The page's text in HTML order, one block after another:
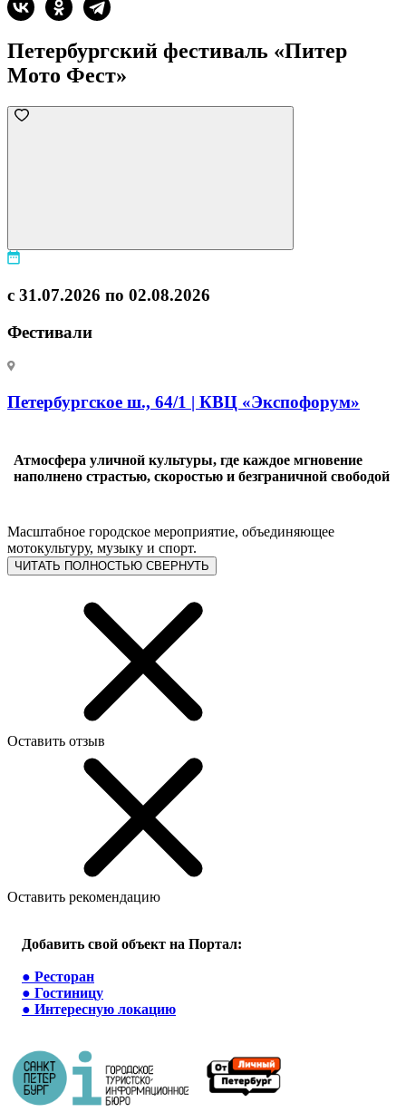
Петербургский фестиваль «Питер
Мото Фест»
с 31.07.2026 по 02.08.2026
Фестивали
Петербургское ш., 64/1 | КВЦ «Экспофорум»
Атмосфера уличной культуры, где каждое мгновение
наполнено страстью, скоростью и безграничной свободой
Масштабное городское мероприятие, объединяющее
мотокультуру, музыку и спорт.
ЧИТАТЬ ПОЛНОСТЬЮ СВЕРНУТЬ
Оставить отзыв
Оставить рекомендацию
Добавить свой объект на Портал:
● Ресторан
● Гостиницу
● Интересную локацию